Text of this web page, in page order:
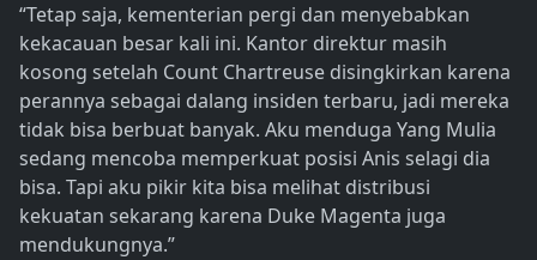
“Tetap saja, kementerian pergi dan menyebabkan
kekacauan besar kali ini. Kantor direktur masih
kosong setelah Count Chartreuse disingkirkan karena
perannya sebagai dalang insiden terbaru, jadi mereka
tidak bisa berbuat banyak. Aku menduga Yang Mulia
sedang mencoba memperkuat posisi Anis selagi dia
bisa. Tapi aku pikir kita bisa melihat distribusi
kekuatan sekarang karena Duke Magenta juga
mendukungnya.”